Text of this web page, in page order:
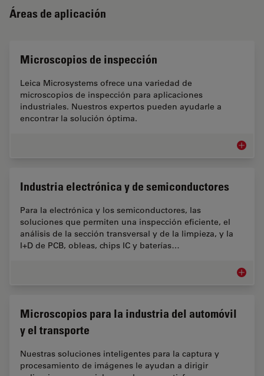
Áreas de aplicación
Microscopios de inspección
Leica Microsystems ofrece una variedad de
microscopios de inspección para aplicaciones
industriales. Nuestros expertos pueden ayudarle a
encontrar la solución óptima.
Industria electrónica y de semiconductores
Para la electrónica y los semiconductores, las
soluciones que permiten una inspección eficiente, el
análisis de la sección transversal y de la limpieza, y la
I+D de PCB, obleas, chips IC y baterías…
Microscopios para la industria del automóvil
y el transporte
Nuestras soluciones inteligentes para la captura y
procesamiento de imágenes le ayudan a dirigir